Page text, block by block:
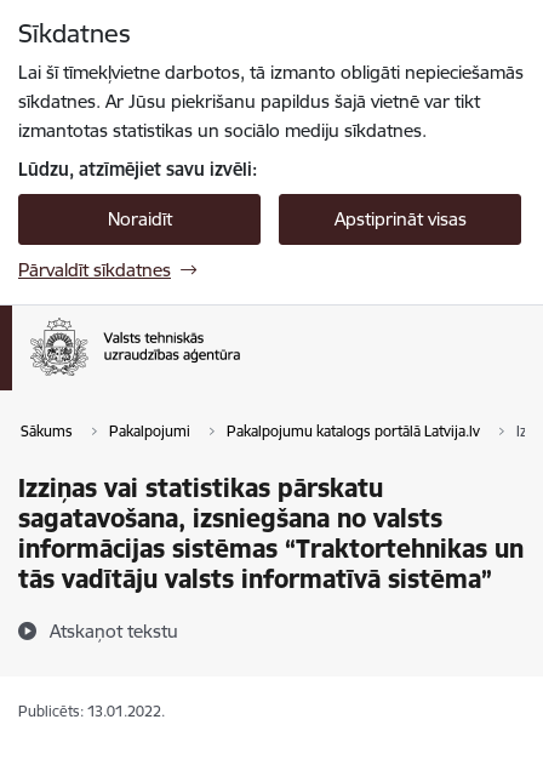
Sīkdatnes
Lai šī tīmekļvietne darbotos, tā izmanto obligāti nepieciešamās
sīkdatnes. Ar Jūsu piekrišanu papildus šajā vietnē var tikt
izmantotas statistikas un sociālo mediju sīkdatnes.
Lūdzu, atzīmējiet savu izvēli:
Noraidīt Apstiprināt visas
Pārvaldīt sīkdatnes
Sākums Pakalpojumi Pakalpojumu katalogs portālā Latvija.lv
Izziņas vai statistikas pārskatu
sagatavošana, izsniegšana no valsts
informācijas sistēmas “Traktortehnikas un
tās vadītāju valsts informatīvā sistēma”
Atskaņot tekstu
Publicēts: 13.01.2022.